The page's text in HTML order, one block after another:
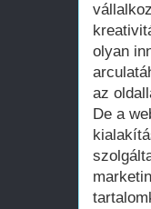
olyan
az
De a